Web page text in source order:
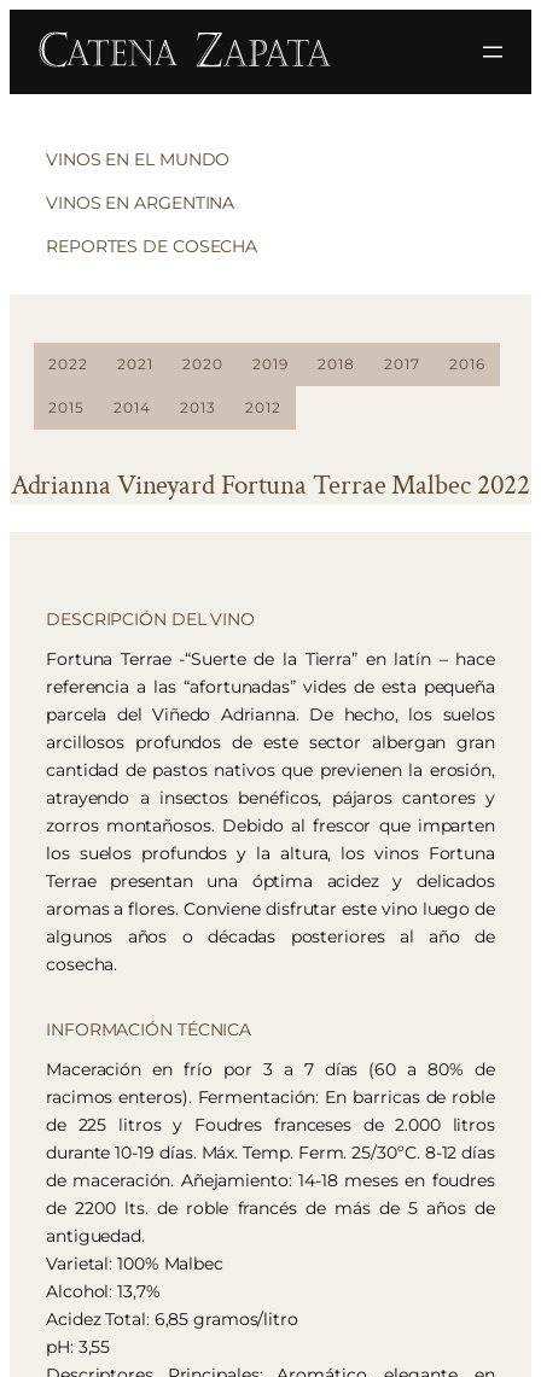
VINOS EN EL MUNDO
VINOS EN ARGENTINA
REPORTES DE COSECHA
2022 2021 2020 2019 2018 2017 2016
2015 2014 2013 2012
Adrianna Vineyard Fortuna Terrae Malbec 2022
DESCRIPCIÓN DEL VINO
Fortuna Terrae -“Suerte de la Tierra” en latín – hace
referencia a las “afortunadas” vides de esta pequeña
parcela del Viñedo Adrianna. De hecho, los suelos
arcillosos profundos de este sector albergan gran
cantidad de pastos nativos que previenen la erosión,
atrayendo a insectos benéficos, pájaros cantores y
zorros montañosos. Debido al frescor que imparten
los suelos profundos y la altura, los vinos Fortuna
Terrae presentan una óptima acidez y delicados
aromas a flores. Conviene disfrutar este vino luego de
algunos años o décadas posteriores al año de
cosecha.
INFORMACIÓN TÉCNICA
Maceración en frío por 3 a 7 días (60 a 80% de
racimos enteros). Fermentación: En barricas de roble
de 225 litros y Foudres franceses de 2.000 litros
durante 10-19 días. Máx. Temp. Ferm. 25/30ºC. 8-12 días
de maceración. Añejamiento: 14-18 meses en foudres
de 2200 lts. de roble francés de más de 5 años de
antiguedad.
Varietal: 100% Malbec
Alcohol: 13,7%
Acidez Total: 6,85 gramos/litro
pH: 3,55